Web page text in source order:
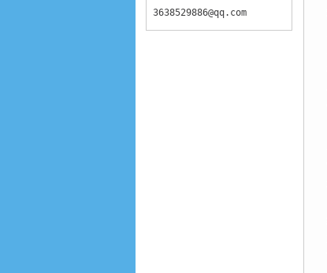
3638529886@qq.com